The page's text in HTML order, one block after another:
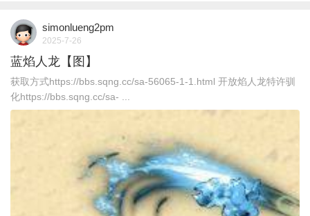
simonlueng2pm
2025-7-26
蓝焰人龙【图】
获取方式https://bbs.sqng.cc/sa-56065-1-1.html 开放焰人龙特许驯
化https://bbs.sqng.cc/sa- ...